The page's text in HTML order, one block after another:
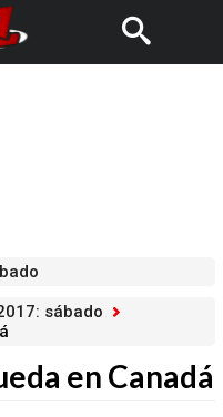
sábado
en Canadá